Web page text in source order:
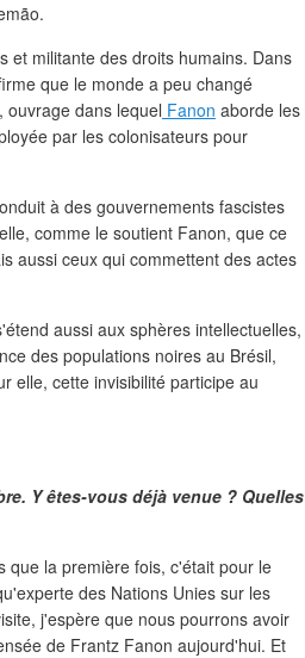
et militante des droits humains. Dans
que le monde a peu changé
ouvrage dans lequel Fanon aborde les
par les colonisateurs pour
à des gouvernements fascistes
comme le soutient Fanon, que ce
aussi ceux qui commettent des actes
aussi aux sphères intellectuelles,
des populations noires au Brésil,
elle, cette invisibilité participe au
Y êtes-vous déjà venue ? Quelles
que la première fois, c'était pour le
des Nations Unies sur les
j'espère que nous pourrons avoir
de Frantz Fanon aujourd'hui. Et